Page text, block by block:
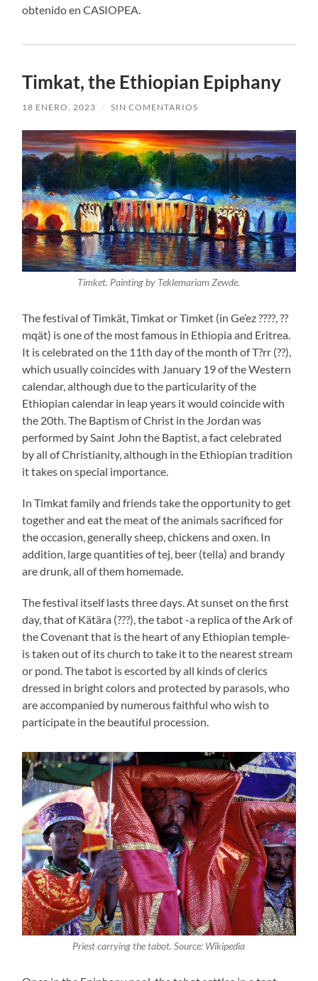
obtenido en CASIOPEA.
Timkat, the Ethiopian Epiphany
18 ENERO, 2023 / SIN COMENTARIOS
Timket. Painting by Teklemariam Zewde.
The festival of Timkät, Timkat or Timket (in Ge’ez ????, ??
mqät) is one of the most famous in Ethiopia and Eritrea.
It is celebrated on the 11th day of the month of T?rr (??),
which usually coincides with January 19 of the Western
calendar, although due to the particularity of the
Ethiopian calendar in leap years it would coincide with
the 20th. The Baptism of Christ in the Jordan was
performed by Saint John the Baptist, a fact celebrated
by all of Christianity, although in the Ethiopian tradition
it takes on special importance.
In Timkat family and friends take the opportunity to get
together and eat the meat of the animals sacrificed for
the occasion, generally sheep, chickens and oxen. In
addition, large quantities of tej, beer (tella) and brandy
are drunk, all of them homemade.
The festival itself lasts three days. At sunset on the first
day, that of Kätära (???), the tabot -a replica of the Ark of
the Covenant that is the heart of any Ethiopian temple-
is taken out of its church to take it to the nearest stream
or pond. The tabot is escorted by all kinds of clerics
dressed in bright colors and protected by parasols, who
are accompanied by numerous faithful who wish to
participate in the beautiful procession.
Priest carrying the tabot. Source: Wikipedia